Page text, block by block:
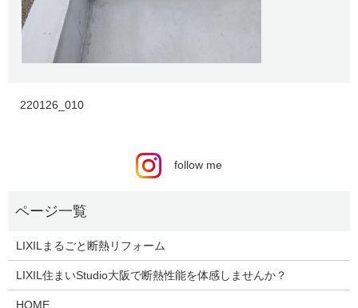
220126_010
follow me
LIXILまるごと断熱リフォーム
LIXIL住まいStudio大阪で断熱性能を体感しませんか？
HOME